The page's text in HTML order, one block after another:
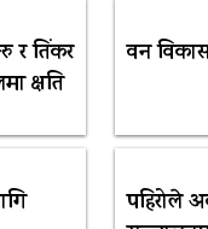
र तिंकर
क्षति
वन
पहिरोले